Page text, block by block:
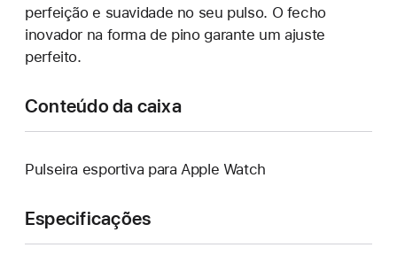
perfeição e suavidade no seu pulso. O fecho
inovador na forma de pino garante um ajuste
perfeito.
Conteúdo da caixa
Pulseira esportiva para Apple Watch
Especificações